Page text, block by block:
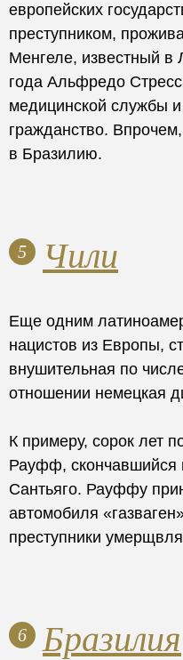
европейских
преступником,
Менгеле, известный в
года Альфредо
медицинской службы
гражданство.
в Бразилию.
5 Чили
Еще одним
нацистов из Европы,
внушительная по
отношении немецкая
К примеру, сорок лет
Рауфф, скончавшийся
Сантьяго. Рауффу
автомобиля
преступники
6 Бразилия